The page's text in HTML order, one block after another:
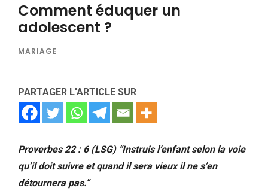
Comment éduquer un
adolescent ?
MARIAGE
PARTAGER L'ARTICLE SUR
Proverbes 22 : 6 (LSG) “Instruis l’enfant selon la voie
qu’il doit suivre et quand il sera vieux il ne s’en
détournera pas.”